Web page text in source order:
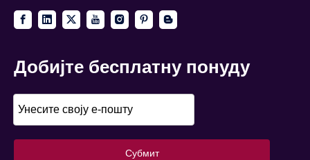
Добијте бесплатну понуду
Субмит